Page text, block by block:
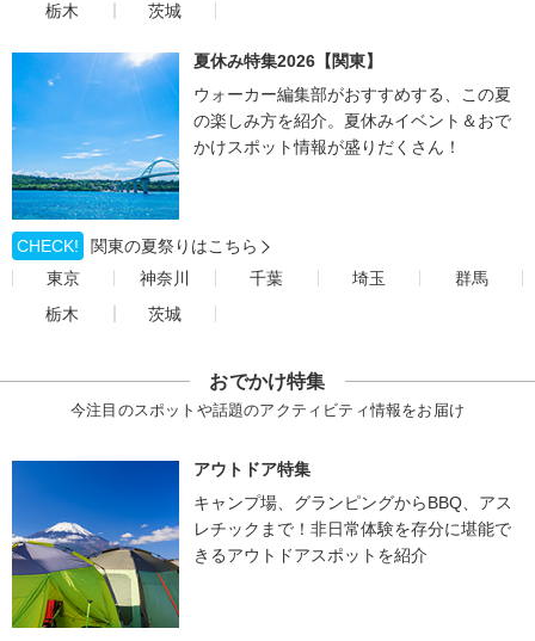
栃木
茨城
夏休み特集2026【関東】
ウォーカー編集部がおすすめする、この夏
の楽しみ方を紹介。夏休みイベント＆おで
かけスポット情報が盛りだくさん！
CHECK!
関東の夏祭りはこちら
東京
神奈川 千葉 埼玉
群馬
栃木
茨城
おでかけ特集
今注目のスポットや話題のアクティビティ情報をお届け
アウトドア特集
キャンプ場、グランピングからBBQ、アス
レチックまで！非日常体験を存分に堪能で
きるアウトドアスポットを紹介